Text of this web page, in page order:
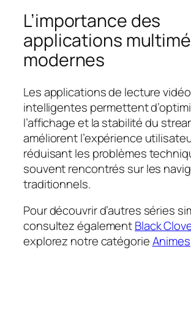
L’importance des
applications
modernes
Les applications de lecture vidéo
intelligentes permettent
l’affichage et la stabilité du
améliorent l’expérience
réduisant les problèmes
souvent rencontrés sur les
traditionnels.
Pour découvrir d’autres séries
consultez égalementBlack
explorez notre catégorieAnimes